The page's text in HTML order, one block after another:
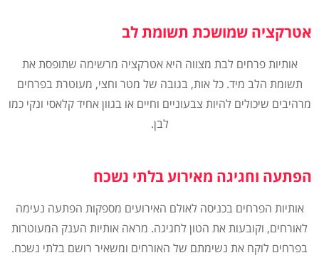
אטרקציה שמושכת תשומת לב
אותיות פרחים לבת מצווה היא אטרקציה מרשימה שתופסת את
תשומת הלב מיד. כל אות, בגובה של מטר וחצי, מעוטרת בפרחים
מרהיבים שיכולים להיות צבעוניים וחיים או בגוון אחיד קלאסי ונקי כמו
לבן.
הפתעה וחגיגה מאירוע בלתי נשכח
אותיות הפרחים בכניסה לאולם האירועים מספקות הפתעה נעימה
לאורחים, וקובעות את הטון לחגיגה. מראה אותיות הענק המעוטרות
בפרחים לוקח את נשימתם של האורחים ומשאיר רושם בלתי נשכח.